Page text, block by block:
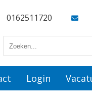
0162511720
Login